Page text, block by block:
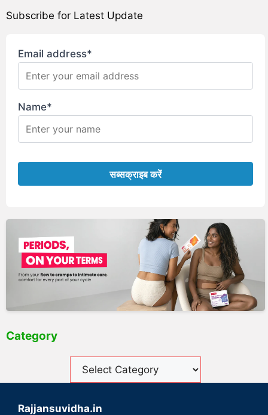
Subscribe for Latest Update
Email address*
Name*
Category
Rajjansuvidha.in